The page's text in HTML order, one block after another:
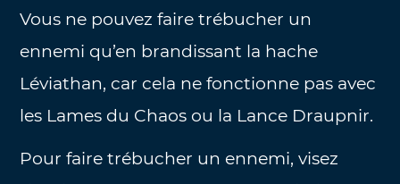
Vous ne pouvez faire trébucher un
ennemi qu’en brandissant la hache
Léviathan, car cela ne fonctionne pas avec
les Lames du Chaos ou la Lance Draupnir.
Pour faire trébucher un ennemi, visez